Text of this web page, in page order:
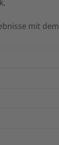
mit dem